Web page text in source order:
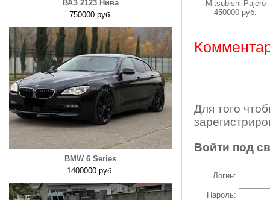
ВАЗ 2123 Нива
750000 руб.
BMW 6 Series
1400000 руб.
Mitsubishi Pajero
450000 руб.
Для того
Войти под
Логин:
Пароль: